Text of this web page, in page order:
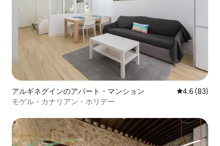
アルギネグインのアパート・マンション レビュー83
4.6 (83)
モゲル・カナリアン・ホリデー